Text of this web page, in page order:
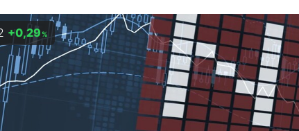
+0,29 %